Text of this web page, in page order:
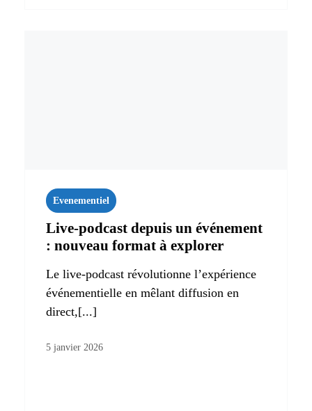
Evenementiel
Live‑podcast depuis un événement
: nouveau format à explorer
Le live-podcast révolutionne l’expérience
événementielle en mêlant diffusion en
direct,[...]
5 janvier 2026